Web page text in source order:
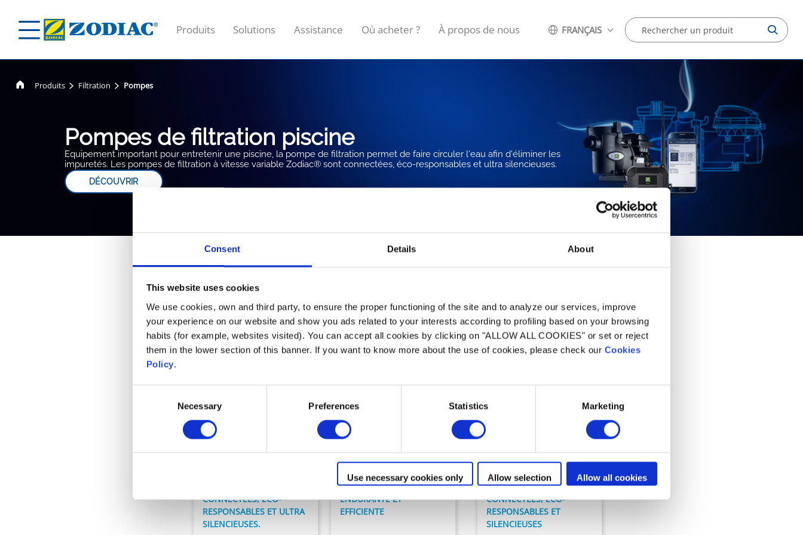
Consent Details About
This website uses cookies
We use cookies, own and third party, to ensure the proper functioning of the site and to analyze our services, improve
your experience on our website and show you ads related to your interests according to profiling based on your browsing
habits (for example, websites visited). You can accept all cookies by clicking on "ALLOW ALL COOKIES" or set or reject
them in the lower section of this banner. If you want to know more about the use of cookies, please check our Cookies
Policy.
Necessary Preferences Statistics Marketing
Use necessary cookies only Allow selection Allow all cookies
Produits Solutions Assistance Où acheter ? À propos de nous FRANÇAIS
Produits Filtration Pompes
Pompes de filtration piscine
Equipement important pour entretenir une piscine, la pompe de filtration permet de faire circuler l'eau afin d'éliminer les
impuretés. Les pompes de filtration à vitesse variable Zodiac® sont connectées, éco-responsables et ultra silencieuses.
DÉCOUVRIR
CONNECTÉES, ÉCO-
RESPONSABLES ET ULTRA
SILENCIEUSES.
Filtration
FloPro™
ENDURANTE ET
EFFICIENTE
Filtration
E30iQ
CONNECTÉES, ÉCO-
RESPONSABLES ET
SILENCIEUSES